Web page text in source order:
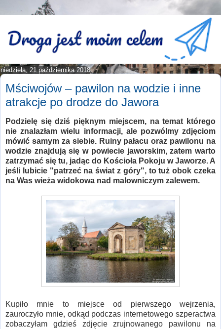
niedziela, 21 października 2018
Mściwojów – pawilon na wodzie i inne
atrakcje po drodze do Jawora
Podzielę się dziś pięknym miejscem, na temat którego
nie znalazłam wielu informacji, ale pozwólmy zdjęciom
mówić samym za siebie. Ruiny pałacu oraz pawilonu na
wodzie znajdują się w powiecie jaworskim, zatem warto
zatrzymać się tu, jadąc do Kościoła Pokoju w Jaworze. A
jeśli lubicie "patrzeć na świat z góry", to tuż obok czeka
na Was wieża widokowa nad malowniczym zalewem.
Kupiło mnie to miejsce od pierwszego wejrzenia,
zauroczyło mnie, odkąd podczas internetowego szperactwa
zobaczyłam gdzieś zdjęcie zrujnowanego pawilonu na